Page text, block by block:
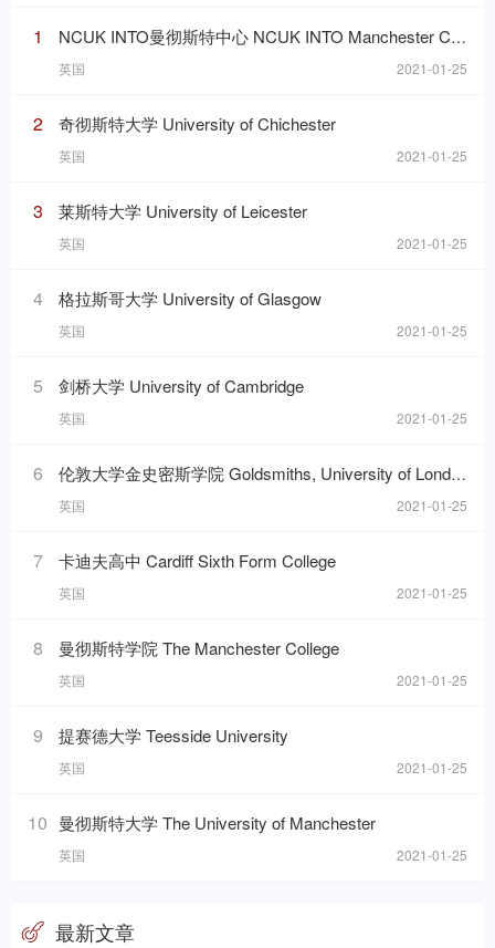
1 NCUK INTO曼彻斯特中心 NCUK INTO Manchester Centre
英国 2021-01-25
2 奇彻斯特大学 University of Chichester
英国 2021-01-25
3 莱斯特大学 University of Leicester
英国 2021-01-25
4 格拉斯哥大学 University of Glasgow
英国 2021-01-25
5 剑桥大学 University of Cambridge
英国 2021-01-25
6 伦敦大学金史密斯学院 Goldsmiths, University of London
英国 2021-01-25
7 卡迪夫高中 Cardiff Sixth Form College
英国 2021-01-25
8 曼彻斯特学院 The Manchester College
英国 2021-01-25
9 提赛德大学 Teesside University
英国 2021-01-25
10 曼彻斯特大学 The University of Manchester
英国 2021-01-25
最新文章